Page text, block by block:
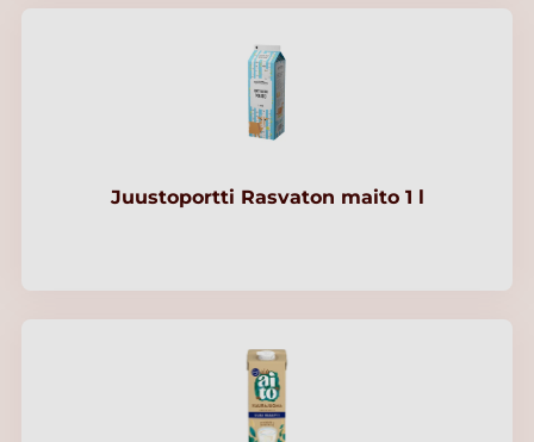
Juustoportti Rasvaton maito 1 l